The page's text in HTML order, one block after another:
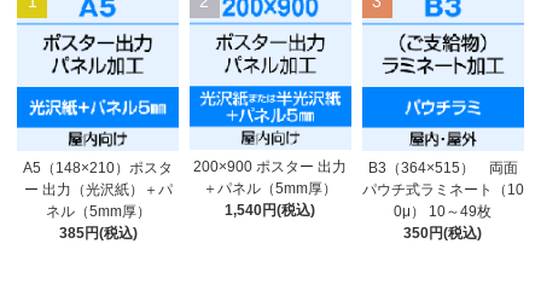
A5（148×210）ポスタ
ー 出力（光沢紙）＋パ
ネル（5mm厚）
385円(税込)
200×900 ポスター 出力
＋パネル（5mm厚）
1,540円(税込)
B3（364×515） 両面
パウチ式ラミネート（10
0μ） 10～49枚
350円(税込)